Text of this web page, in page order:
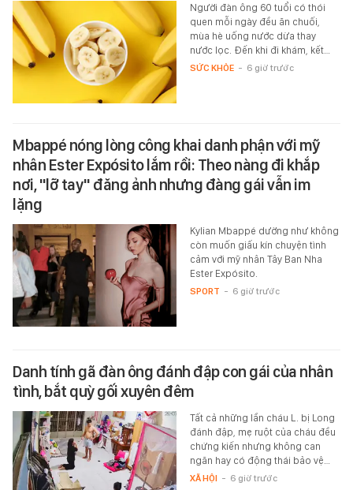
Người đàn ông 60 tuổi có thói
quen mỗi ngày đều ăn chuối,
mùa hè uống nước dừa thay
nước lọc. Đến khi đi khám, kết…
SỨC KHỎE - 6 giờ trước
Mbappé nóng lòng công khai danh phận với mỹ
nhân Ester Expósito lắm rồi: Theo nàng đi khắp
nơi, "lỡ tay" đăng ảnh nhưng đàng gái vẫn im
lặng
Kylian Mbappé dường như không
còn muốn giấu kín chuyện tình
cảm với mỹ nhân Tây Ban Nha
Ester Expósito.
SPORT - 6 giờ trước
Danh tính gã đàn ông đánh đập con gái của nhân
tình, bắt quỳ gối xuyên đêm
Tất cả những lần cháu L. bị Long
đánh đập, mẹ ruột của cháu đều
chứng kiến nhưng không can
ngăn hay có động thái bảo vệ…
XÃ HỘI - 6 giờ trước